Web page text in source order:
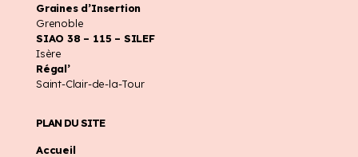
Graines d’Insertion
Grenoble
SIAO 38 – 115 – SILEF
Isère
Régal’
Saint-Clair-de-la-Tour
PLAN DU SITE
Accueil